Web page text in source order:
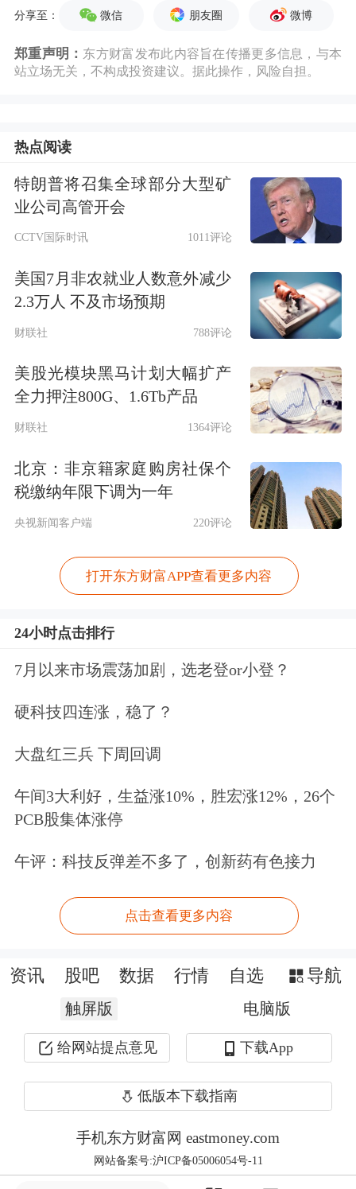
（如领取方式改变或补贴力度退坡），
对部分经销商门店集客转化带来显著影
近三成门店销量降幅超15%，超四成门
店降幅超10%，仅23.1%的门店表示未
受此次政策调整影响。
“9月1号开始，国家的中央财政的贴息
政策正式实施，‘两新’政策目前来说还
是要贯穿全年的，尽管8月底有部分省
份又出现资金不足的状况，但也有部分
省份出现了一些补贴加码的情况，比如
上海、安徽、成都等，不同省份的政策
差会对冲。总的来看，不会对下半年的
整体需求构成明显的负面影响。”郎学
红表示。
中国汽车流通协会预计，9月份汽车市
将持续稳定地拉动消费者购车需求增
长；部分地区大型秋季车展陆续开启，
叠加新车密集上市，消费者市场关注度
放；经销商冲量促销活动以及部分地区
愿增加。
“去年政府为全行业补贴超过900多亿
10%。预计今年政府在以旧换新补贴方
面也会有超过1800亿元的投入，基本上
带来10%销量的增长。”中国汽车流通
协会副会长王都表示。
分享至： 微信 朋友圈 微博
郑重声明： 东方财富发布此内容旨在传播更多信息，与本
站立场无关，不构成投资建议。据此操作，风险自担。
热点阅读
特朗普将召集全球部分大型矿
业公司高管开会
CCTV国际时讯 1011评论
美国7月非农就业人数意外减少
2.3万人 不及市场预期
财联社 788评论
美股光模块黑马计划大幅扩产
全力押注800G、1.6Tb产品
财联社 1364评论
北京：非京籍家庭购房社保个
税缴纳年限下调为一年
央视新闻客户端 220评论
打开东方财富APP查看更多内容
24小时点击排行
7月以来市场震荡加剧，选老登or小登？
硬科技四连涨，稳了？
大盘红三兵 下周回调
午间3大利好，生益涨10%，胜宏涨12%，26个
PCB股集体涨停
午评：科技反弹差不多了，创新药有色接力
点击查看更多内容
资讯 股吧 数据 行情 自选 导航
触屏版 电脑版
给网站提点意见 下载App
低版本下载指南
手机东方财富网 eastmoney.com
网站备案号:沪ICP备05006054号-11